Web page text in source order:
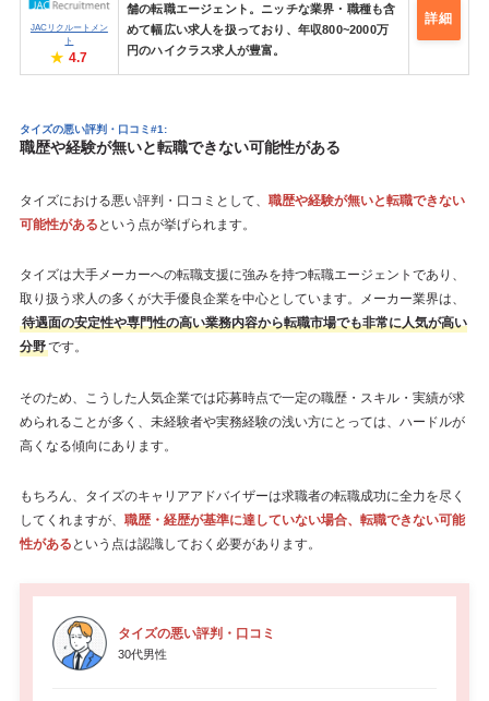
JACリクルートメン
ト
4.7
舗の転職エージェント。ニッチな業界・職種も含
めて幅広い求人を扱っており、年収800~2000万
円のハイクラス求人が豊富。
詳細
タイズの悪い評判・口コミ#1:
職歴や経験が無いと転職できない可能性がある
タイズにおける悪い評判・口コミとして、 職歴や経験が無いと転職できない
可能性がある という点が挙げられます。
タイズは大手メーカーへの転職支援に強みを持つ転職エージェントであり、
取り扱う求人の多くが大手優良企業を中心としています。メーカー業界は、
待遇面の安定性や専門性の高い業務内容から転職市場でも非常に人気が高い
分野です。
そのため、こうした人気企業では応募時点で一定の職歴・スキル・実績が求
められることが多く、未経験者や実務経験の浅い方にとっては、ハードルが
高くなる傾向にあります。
もちろん、タイズのキャリアアドバイザーは求職者の転職成功に全力を尽く
してくれますが、 職歴・経歴が基準に達していない場合、転職できない可能
性がある という点は認識しておく必要があります。
タイズの悪い評判・口コミ
30代男性